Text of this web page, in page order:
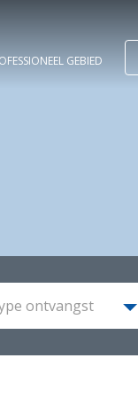
GEBIED
ontvangst